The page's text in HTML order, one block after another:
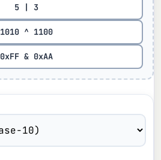
5 | 3
1010 ^ 1100
0xFF & 0xAA